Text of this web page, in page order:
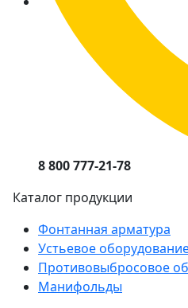
8 800 777-21-78
Каталог продукции
Фонтанная арматура
Устьевое
Противовыбросовое
Манифольды